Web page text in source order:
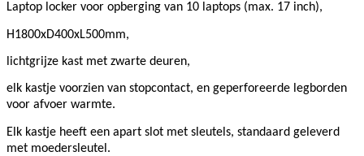
Laptop locker voor opberging van 10 laptops (max. 17 inch),
H1800xD400xL500mm,
lichtgrijze kast met zwarte deuren,
elk kastje voorzien van stopcontact, en geperforeerde legborden
voor afvoer warmte.
Elk kastje heeft een apart slot met sleutels, standaard geleverd
met moedersleutel.